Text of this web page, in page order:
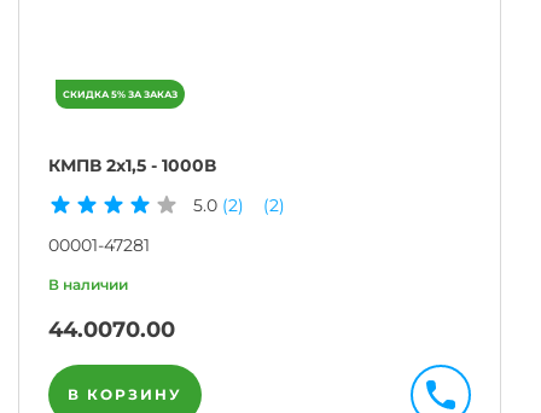
КМПВ 2х1,5 - 1000В
5.0 (2)
(2)
00001-47281
44.0070.00
В КОРЗИНУ